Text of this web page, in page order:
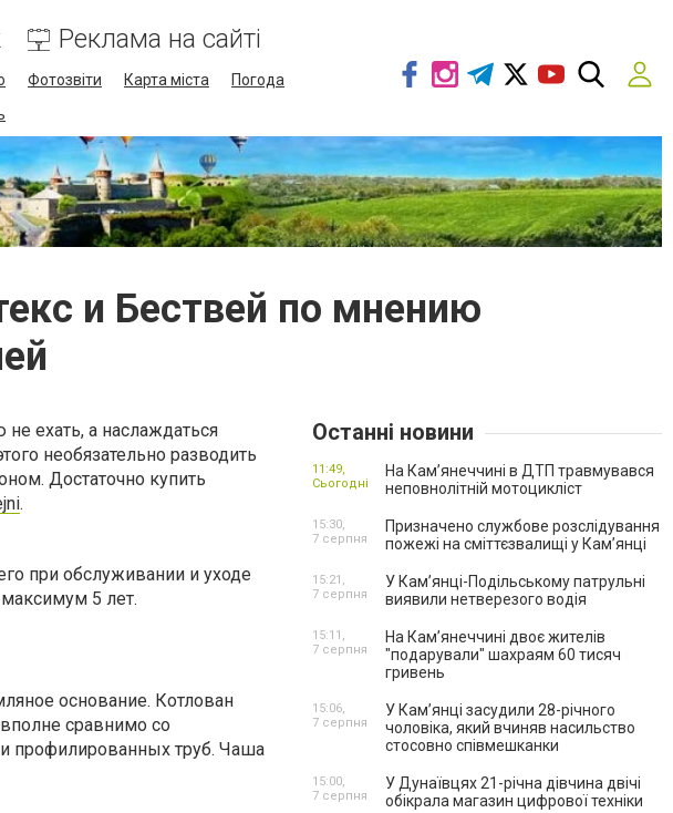
Реклама на сайті
Фотозвіти Карта міста
Погода
и Бествей по мнению
ехать, а наслаждаться
необязательно разводить
Достаточно купить
.
при обслуживании и уходе
5 лет.
основание. Котлован
сравнимо со
профилированных труб. Чаша
Останні новини
На Кам’янеччині в ДТП травмувався
неповнолітній мотоцикліст
11:49,
Сьогодні
Призначено службове розслідування
пожежі на сміттєзвалищі у Кам’янці
15:30,
7 серпня
У Кам’янці-Подільському патрульні
виявили нетверезого водія
15:21,
7 серпня
На Камʼянеччині двоє жителів
"подарували" шахраям 60 тисяч
гривень
15:11,
7 серпня
У Камʼянці засудили 28-річного
чоловіка, який вчиняв насильство
стосовно співмешканки
15:06,
7 серпня
У Дунаївцях 21-річна дівчина двічі
обікрала магазин цифрової техніки
15:00,
7 серпня